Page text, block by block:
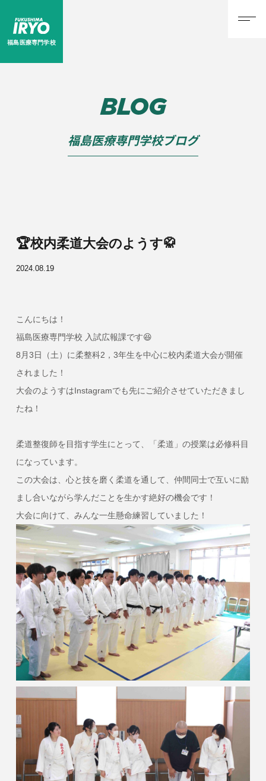
福島医療専門学校
BLOG
福島医療専門学校ブログ
🏆校内柔道大会のようす🥋
2024.08.19
こんにちは！
福島医療専門学校 入試広報課です😆
8月3日（土）に柔整科2，3年生を中心に校内柔道大会が開催
されました！
大会のようすはInstagramでも先にご紹介させていただきまし
たね！
柔道整復師を目指す学生にとって、「柔道」の授業は必修科目
になっています。
この大会は、心と技を磨く柔道を通して、仲間同士で互いに励
まし合いながら学んだことを生かす絶好の機会です！
大会に向けて、みんな一生懸命練習していました！